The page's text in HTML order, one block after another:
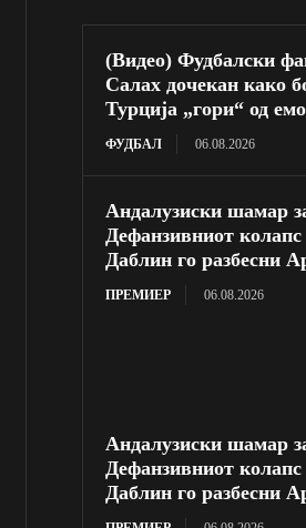
(Видео) Фудбалски
Салах дочекан како
Турција „гори“ од
ФУДБАЛ 06.08.2026
Андалузиски шамар
Дефанзивниот колапс
Даблин го разбесни
ПРЕМИЕР 06.08.2026
Андалузиски шамар
Дефанзивниот колапс
Даблин го разбесни